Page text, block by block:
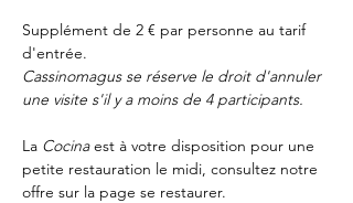
Supplément de 2 € par personne au tarif
d'entrée.
Cassinomagus se réserve le droit d'annuler
une visite s'il y a moins de 4 participants.
La Cocina est à votre disposition pour une
petite restauration le midi, consultez notre
offre sur la page se restaurer.